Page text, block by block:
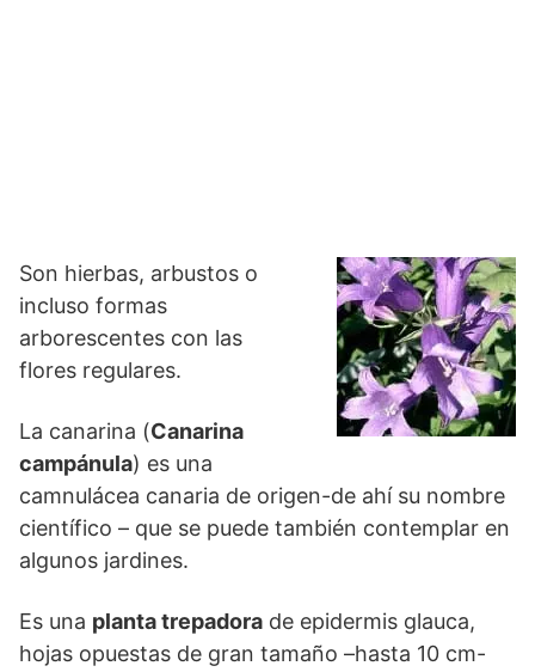
Son hierbas, arbustos o
incluso formas
arborescentes con las
flores regulares.
La canarina (Canarina
campánula) es una
camnulácea canaria de origen-de ahí su nombre
científico – que se puede también contemplar en
algunos jardines.
Es una planta trepadora de epidermis glauca,
hojas opuestas de gran tamaño –hasta 10 cm-